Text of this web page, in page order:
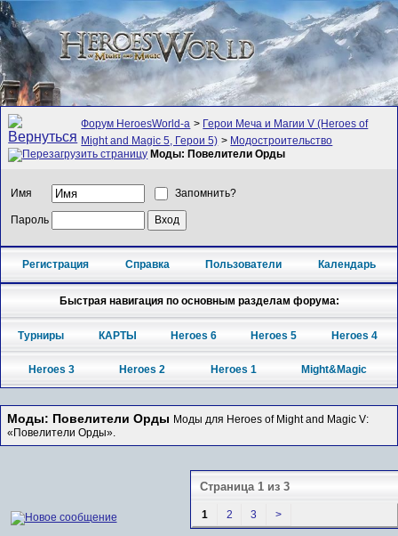
Форум HeroesWorld-а > Герои Меча и Магии V (Heroes of
Might and Magic 5, Герои 5) > Модостроительство
Моды: Повелители Орды
Имя Запомнить?
Пароль
Регистрация Справка Пользователи Календарь
Быстрая навигация по основным разделам форума:
Турниры КАРТЫ Heroes 6 Heroes 5 Heroes 4
Heroes 3 Heroes 2 Heroes 1 Might&Magic
Моды: Повелители Орды Моды для Heroes of Might and Magic V:
«Повелители Орды».
Страница 1 из 3
1 2 3 >